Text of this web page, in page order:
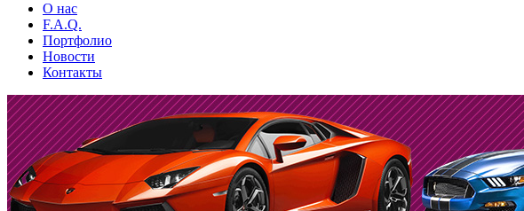
О нас
F.A.Q.
Портфолио
Новости
Контакты